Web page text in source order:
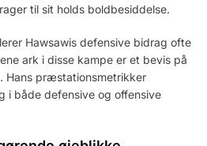
til sit holds boldbesiddelse.
Hawsawis defensive bidrag ofte
ark i disse kampe er et bevis på
Hans præstationsmetrikker
i både defensive og offensive